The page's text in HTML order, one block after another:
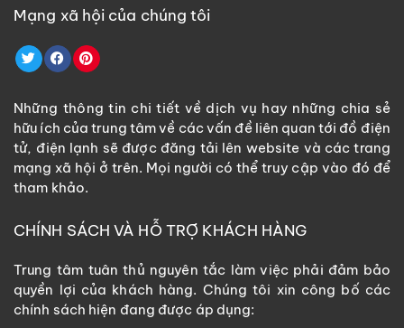
Mạng xã hội của chúng tôi
Những thông tin chi tiết về dịch vụ hay những chia sẻ
hữu ích của trung tâm về các vấn đề liên quan tới đồ điện
tử, điện lạnh sẽ được đăng tải lên website và các trang
mạng xã hội ở trên. Mọi người có thể truy cập vào đó để
tham khảo.
CHÍNH SÁCH VÀ HỖ TRỢ KHÁCH HÀNG
Trung tâm tuân thủ nguyên tắc làm việc phải đảm bảo
quyền lợi của khách hàng. Chúng tôi xin công bố các
chính sách hiện đang được áp dụng: